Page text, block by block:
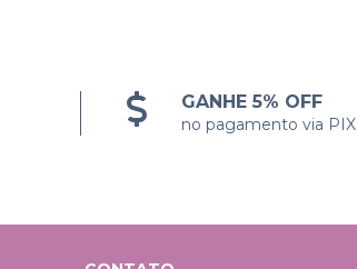
GANHE 5% OFF
no pagamento via PIX